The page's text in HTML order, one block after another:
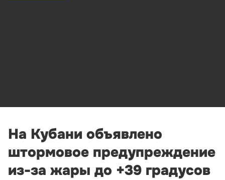
На Кубани объявлено
штормовое предупреждение
из-за жары до +39 градусов